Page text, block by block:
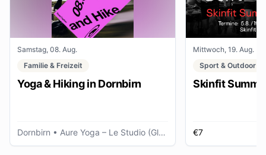
Samstag, 08. Aug.
Familie & Freizeit
Yoga & Hiking in Dornbirn
Dornbirn • Aure Yoga – Le Studio (Glöggele Haus)
Mittwoch, 19. Aug.
Sport & Outdoor
Skinfit
€7